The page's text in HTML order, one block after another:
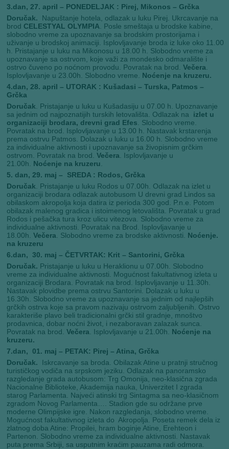
3.dan, 27. april – PONEDELJAK : Pirej, Mikonos – Grčka
Doručak. Napuštanje hotela, odlazak u luku Pirej. Ukrcavanje na
brod CELESTYAL OLYMPIA . Posle smeštaja u brodske kabine,
slobodno vreme za upoznavanje sa brodskim prostorijama i
uživanje u brodskoj animaciji. Isplovljavanje broda iz luke oko 11.00
h. Pristajanje u luku na Mikonosu u 18.00 h. Slobodno vreme za
upoznavanje sa ostrvom, koje važi za mondesko odmaralište i
ostrvo čuveno po noćnom provodu. Povratak na brod.Večera
Isplovljavanje u 23.00h. Slobodno vreme. Noćenje na kruzeru.
4.dan, 28. april – UTORAK : Kušadasi – Turska, Patmos –
Grčka
Doručak . Pristajanje u luku u Kušadasiju u 07.00 h. Upoznavanje
sa jednim od najpoznatijih turskih letovališta. Odlazak na izlet u
organizaciji brodara, drevni grad Efes . Slobodno vreme.
Povratak na brod. Isplovljavanje u 13.00 h. Nastavak krstarenja
prema ostrvu Patmos. Dolazak u luku u 16.00 h. Slobodno vreme
za individualne aktivnosti i upoznavanje sa živopisnim grčkim
ostrvom. Povratak na brod.Večera . Isplovljavanje u
21.00h. Noćenje na kruzeru
5. dan, 29. maj – SREDA : Rodos, Grčka
Doručak
Pristajanje u luku Rodos u 07.00h. Odlazak na izlet u
organizaciji brodara odlazak autobusom U drevni grad Lindos sa
obilaskom akropolja koja datira iz perioda 300 god. P.n.e. Potom
obilazak malenog gradica i istoimenog letovališta. Povratak u grad
Rodos i pešačka tura kroz ulicu vitezova. Slobodno vreme za
individualne aktivnosti. Povratak na Brod.
Isplovljavanje u
18.00h.Večera . Slobodno vreme za brodske aktivnosti. Noćenje.
na kruzeru
6.dan, 30. maj – ČETVRTAK: Krit – Santorini, Grčka
Doručak. Pristajanje u luku u Heraklionu u 07.00h. Slobodno
vreme za individualne aktivnosti. Mogućnost fakultativnog izleta u
organizaciji Brodara. Povratak na brod. Isplovljavanje u 11.30h.
Nastavak plovidbe prema ostrvu Santorini. Dolazak u luku u
16.30h. Slobodno vreme za upoznavanje sa jednim od najlepših
grčkih ostrva koje sa pravom nazivaju ostrvom zaljubljenih. Ostrvo
karakteriše plavo beli tradicionalni grčki stil gradnje, mnoštvo
prodavnica, dobar noćni život, i nezaboravan zalazak sunca.
Povratak na brod.Večera . Isplovljavanje u 21.00h. Noćenje na
kruzeru.
7.dan, 01. maj – PETAK: Pirej – Atina, Grčka
Doručak.
Iskrcavanje sa broda. Obilazak Atine u pratnji stručnog
turističkog vodiča na srpskom jeziku
Odlazak na panoramsko
razgledanje grada autobusom: Trg Omonija, neo-klasična zgrada
Nacionalne Biblioteke, Akademija nauka, Univerzitet I zgrada
starog Parlamenta. Najveći atinski trg Sintagma sa neo-klasičnom
zgradom Novog Parlamenta…. Stadion gde su održane prve
moderne Olimpijske igre. Nakon razgledanja, slobodno vreme.
Mogućnost fakultativnog izleta do Akropolja. Poseta remek dela iz
zlatnog doba Atine: Propilei, hram boginje Atine, Erehteon i
Partenon. Slobodno vreme za individualne aktivnosti. Nastavak
puta prema Srbiji, sa usputnim kraćim pauzama radi odmora.